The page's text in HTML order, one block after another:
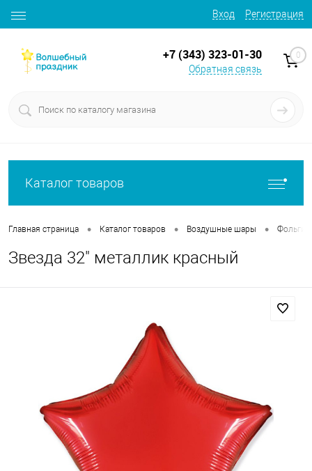
Вход Регистрация
+7 (343) 323-01-30
Обратная связь
0
Каталог товаров
Главная страница • Каталог товаров • Воздушные шары •
Звезда 32" металлик красный